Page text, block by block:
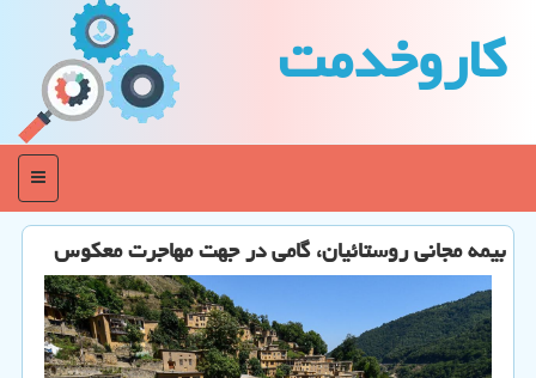
كاروخدمت
منو
بیمه مجانی روستائیان، گامی در جهت مهاجرت معكوس